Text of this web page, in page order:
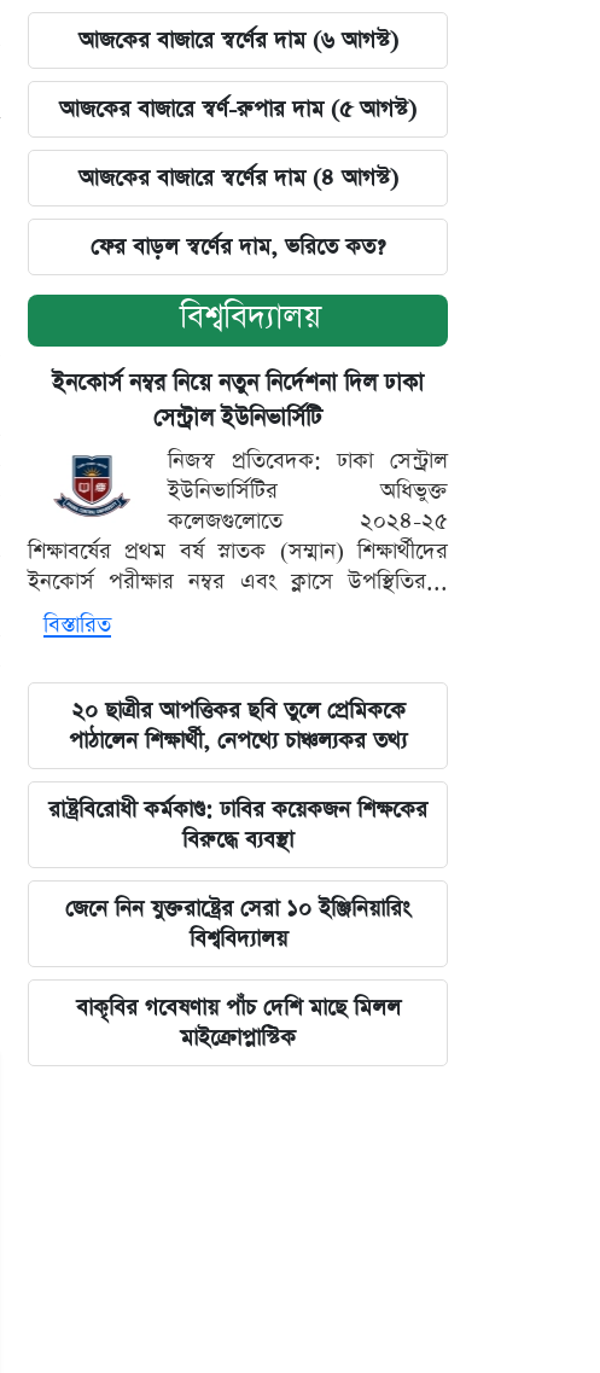
আজকের বাজারে স্বর্ণের দাম (৬ আগস্ট)
আজকের বাজারে স্বর্ণ-রুপার দাম (৫ আগস্ট)
আজকের বাজারে স্বর্ণের দাম (৪ আগস্ট)
ফের বাড়ল স্বর্ণের দাম, ভরিতে কত?
বিশ্ববিদ্যালয়
ইনকোর্স নম্বর নিয়ে নতুন নির্দেশনা দিল ঢাকা
সেন্ট্রাল ইউনিভার্সিটি
নিজস্ব প্রতিবেদক: ঢাকা সেন্ট্রাল
ইউনিভার্সিটির অধিভুক্ত
কলেজগুলোতে ২০২৪-২৫
শিক্ষাবর্ষের প্রথম বর্ষ স্নাতক (সম্মান) শিক্ষার্থীদের
ইনকোর্স পরীক্ষার নম্বর এবং ক্লাসে উপস্থিতির...
বিস্তারিত
২০ ছাত্রীর আপত্তিকর ছবি তুলে প্রেমিককে
পাঠালেন শিক্ষার্থী, নেপথ্যে চাঞ্চল্যকর তথ্য
রাষ্ট্রবিরোধী কর্মকাণ্ড: ঢাবির কয়েকজন শিক্ষকের
বিরুদ্ধে ব্যবস্থা
জেনে নিন যুক্তরাষ্ট্রের সেরা ১০ ইঞ্জিনিয়ারিং
বিশ্ববিদ্যালয়
বাকৃবির গবেষণায় পাঁচ দেশি মাছে মিলল
মাইক্রোপ্লাস্টিক